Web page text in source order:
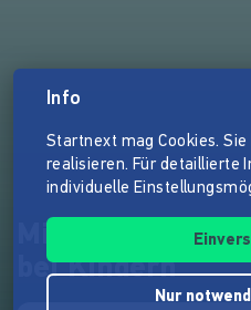
Mit WhatsApp
bei Kindern
Info
Startnext mag Cookies.
realisieren. Für detaillierte
individuelle
Nur